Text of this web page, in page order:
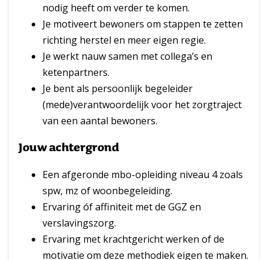
nodig heeft om verder te komen.
Je motiveert bewoners om stappen te zetten
richting herstel en meer eigen regie.
Je werkt nauw samen met collega’s en
ketenpartners.
Je bent als persoonlijk begeleider
(mede)verantwoordelijk voor het zorgtraject
van een aantal bewoners.
Jouw achtergrond
Een afgeronde mbo-opleiding niveau 4 zoals
spw, mz of woonbegeleiding.
Ervaring óf affiniteit met de GGZ en
verslavingszorg.
Ervaring met krachtgericht werken of de
motivatie om deze methodiek eigen te maken.